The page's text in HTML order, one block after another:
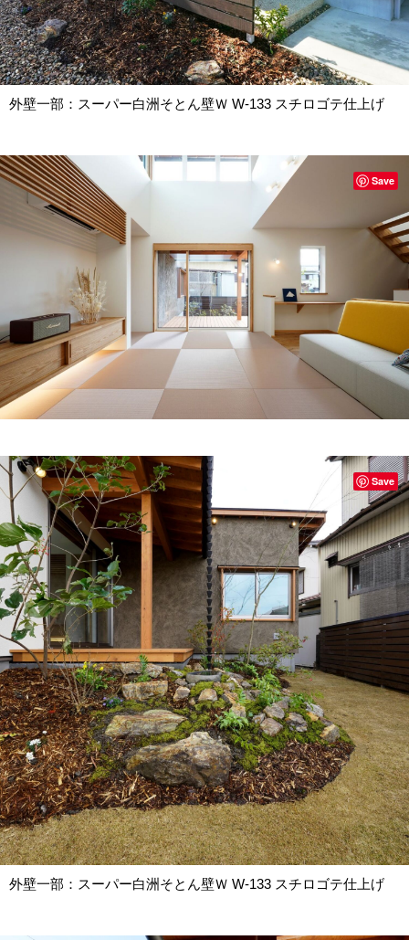
外壁一部：スーパー白洲そとん壁Ｗ W-133 スチロゴテ仕上げ
Save
外壁一部：スーパー白洲そとん壁Ｗ W-133 スチロゴテ仕上げ
Save